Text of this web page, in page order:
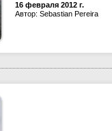
16 февраля 2012 г.
Автор: Sebastian Pereira